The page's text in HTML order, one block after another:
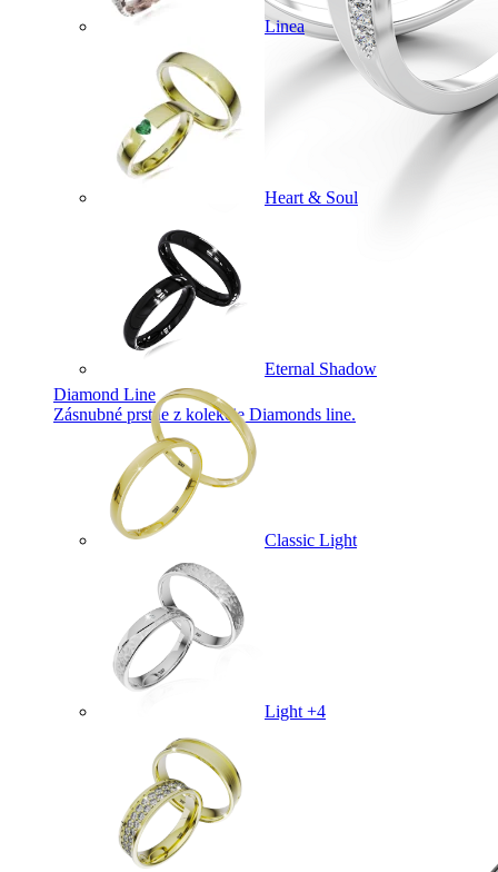
Diamond Line
Zásnubné prstne z kolekcie Diamonds line.
Linea
Heart & Soul
Eternal Shadow
Classic Light
Light +4